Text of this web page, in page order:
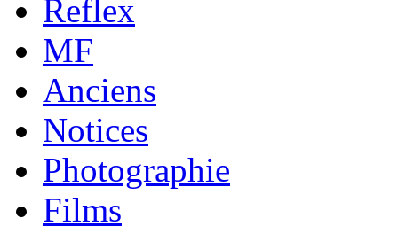
Reflex
MF
Anciens
Notices
Photographie
Films